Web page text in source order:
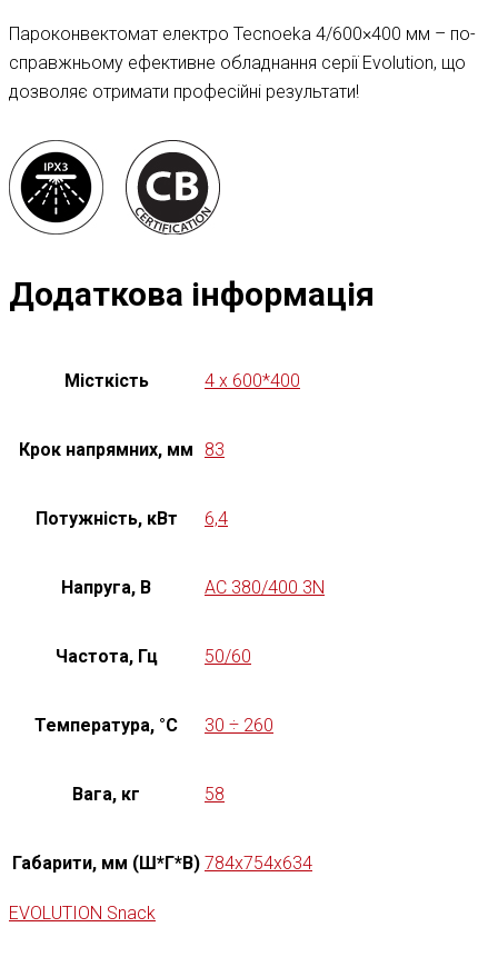
Пароконвектомат електро Tecnoeka 4/600×400 мм – по-
справжньому ефективне обладнання серії Evolution, що
дозволяє отримати професійні результати!
Додаткова інформація
Місткість 4 x 600*400
Крок напрямних, мм 83
Потужність, кВт 6,4
Напруга, В AC 380/400 3N
Частота, Гц 50/60
Температура, °C 30 ÷ 260
Вага, кг 58
Габарити, мм (Ш*Г*В) 784x754x634
EVOLUTION Snack